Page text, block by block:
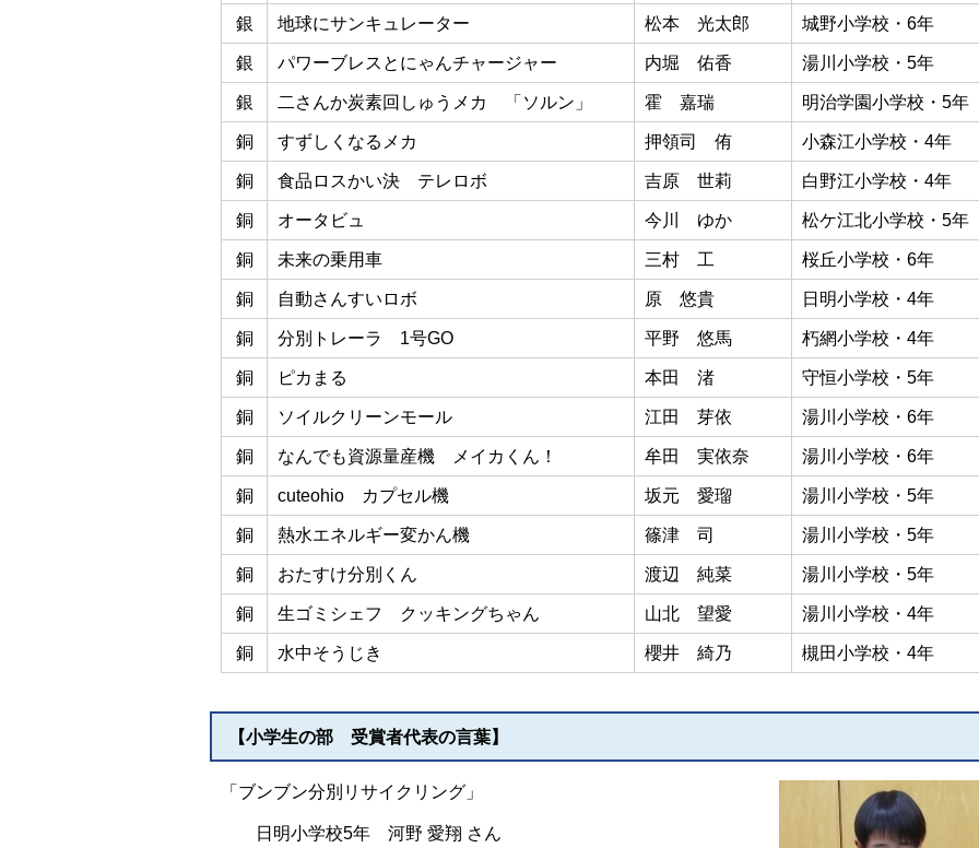
銀 地球にサンキュレーター 松本 光太郎 城野小学校・6年
銀 パワーブレスとにゃんチャージャー 内堀 佑香 湯川小学校・5年
銀 二さんか炭素回しゅうメカ 「ソルン」 霍 嘉瑞 明治学園小学校・5年
銅 すずしくなるメカ 押領司 侑 小森江小学校・4年
銅 食品ロスかい決 テレロボ 吉原 世莉 白野江小学校・4年
銅 オータビュ 今川 ゆか 松ケ江北小学校・5年
銅 未来の乗用車 三村 工 桜丘小学校・6年
銅 自動さんすいロボ 原 悠貴 日明小学校・4年
銅 分別トレーラ 1号GO 平野 悠馬 朽網小学校・4年
銅 ピカまる 本田 渚 守恒小学校・5年
銅 ソイルクリーンモール 江田 芽依 湯川小学校・6年
銅 なんでも資源量産機 メイカくん！ 牟田 実依奈 湯川小学校・6年
銅 cuteohio カプセル機 坂元 愛瑠 湯川小学校・5年
銅 熱水エネルギー変かん機 篠津 司 湯川小学校・5年
銅 おたすけ分別くん 渡辺 純菜 湯川小学校・5年
銅 生ゴミシェフ クッキングちゃん 山北 望愛 湯川小学校・4年
銅 水中そうじき 櫻井 綺乃 槻田小学校・4年
【小学生の部 受賞者代表の言葉】
「ブンブン分別リサイクリング」
日明小学校5年 河野 愛翔 さん